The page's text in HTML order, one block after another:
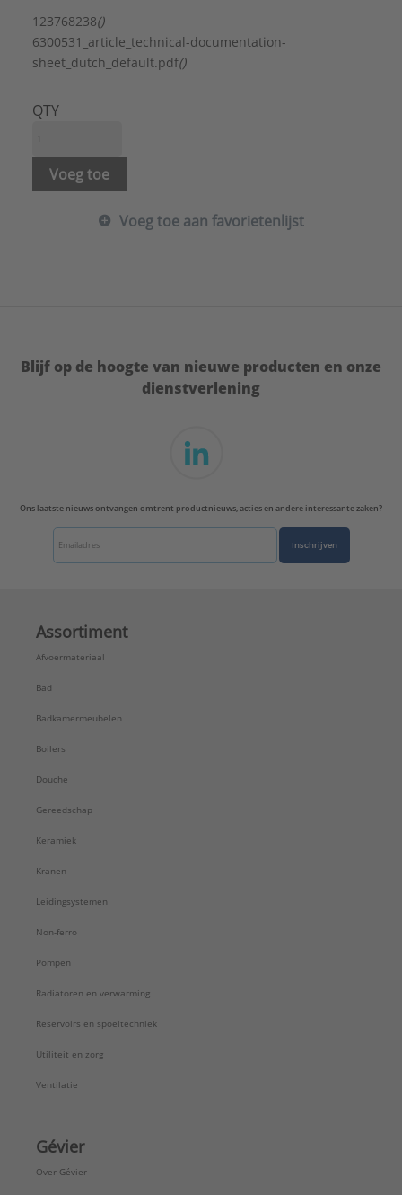
123768238()
6300531_article_technical-documentation-
sheet_dutch_default.pdf()
QTY
Voeg toe
Voeg toe aan favorietenlijst
Blijf op de hoogte van nieuwe producten en onze
dienstverlening
Ons laatste nieuws ontvangen omtrent productnieuws, acties en andere interessante zaken?
Inschrijven
Assortiment
Afvoermateriaal
Bad
Badkamermeubelen
Boilers
Douche
Gereedschap
Keramiek
Kranen
Leidingsystemen
Non-ferro
Pompen
Radiatoren en verwarming
Reservoirs en spoeltechniek
Utiliteit en zorg
Ventilatie
Gévier
Over Gévier